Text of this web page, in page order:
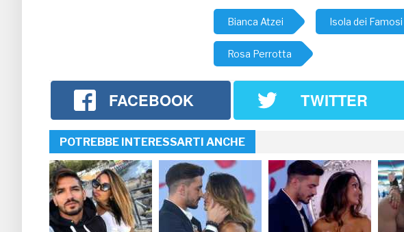
Bianca Atzei Isola dei
Rosa Perrotta
FACEBOOK TWITTER
POTREBBE INTERESSARTI ANCHE